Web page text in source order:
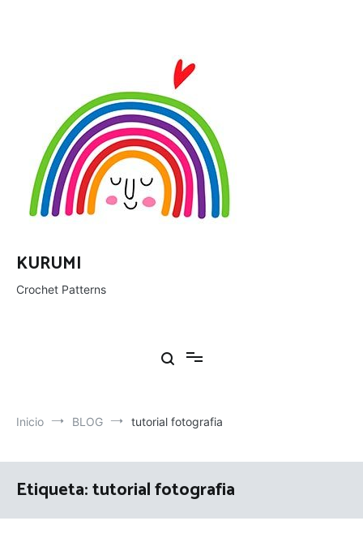
KURUMI
Crochet Patterns
Inicio BLOG tutorial fotografia
Etiqueta:tutorial fotografia